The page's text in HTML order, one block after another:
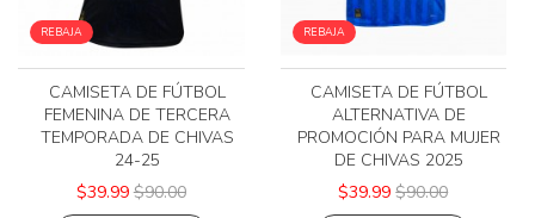
REBAJA
CAMISETA DE FÚTBOL
FEMENINA DE TERCERA
TEMPORADA DE CHIVAS
24-25
$39.99 $90.00
REBAJA
CAMISETA DE FÚTBOL
ALTERNATIVA DE
PROMOCIÓN PARA MUJER
DE CHIVAS 2025
$39.99 $90.00